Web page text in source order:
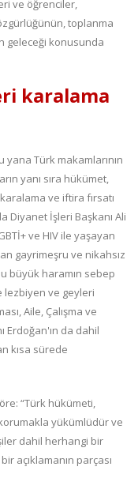
ve öğrenciler,
toplanma
geleceği konusunda
karalama
yana Türk makamlarının
yanı sıra hükümet,
ve iftira fırsatı
Diyanet İşleri Başkanı Ali
ve HIV ile yaşayan
gayrimeşru ve nikahsız
büyük haramın sebep
lezbiyen ve geyleri
Aile, Çalışma ve
Erdoğan'ın da dahil
kısa sürede
“Türk hükümeti,
yükümlüdür ve
dahil herhangi bir
açıklamanın parçası